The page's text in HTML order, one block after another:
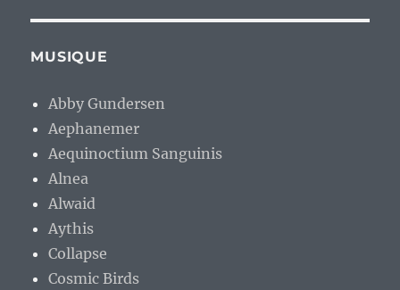
MUSIQUE
Abby Gundersen
Aephanemer
Aequinoctium Sanguinis
Alnea
Alwaid
Aythis
Collapse
Cosmic Birds